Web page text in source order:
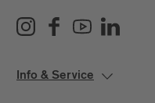
Info & Service